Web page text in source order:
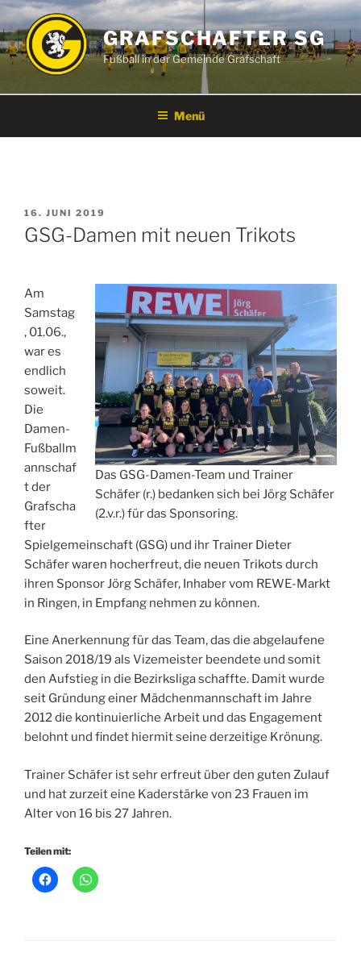
Zum
Inhalt
springen
GRAFSCHAFTER SG
Fußball in der Gemeinde Grafschaft
Menü
VERÖFFENTLICHT
AM
16. JUNI 2019
GSG-Damen mit neuen Trikots
Das GSG-Damen-Team und Trainer
Schäfer (r.) bedanken sich bei Jörg Schäfer
(2.v.r.) für das Sponsoring.
Am
Samstag
, 01.06.,
war es
endlich
soweit.
Die
Damen-
Fußballm
annschaf
t der
Grafscha
fter
Spielgemeinschaft (GSG) und ihr Trainer Dieter
Schäfer waren hocherfreut, die neuen Trikots durch
ihren Sponsor Jörg Schäfer, Inhaber vom REWE-Markt
in Ringen, in Empfang nehmen zu können.
Eine Anerkennung für das Team, das die abgelaufene
Saison 2018/19 als Vizemeister beendete und somit
den Aufstieg in die Bezirksliga schaffte. Damit wurde
seit Gründung einer Mädchenmannschaft im Jahre
2012 die kontinuierliche Arbeit und das Engagement
belohnt und findet hiermit seine derzeitige Krönung.
Trainer Schäfer ist sehr erfreut über den guten Zulauf
und hat zurzeit eine Kaderstärke von 23 Frauen im
Alter von 16 bis 27 Jahren.
Teilen mit: